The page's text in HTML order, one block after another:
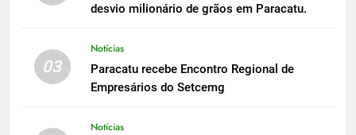
desvio milionário de grãos em Paracatu.
03
Notícias
Paracatu recebe Encontro Regional de
Empresários do Setcemg
Notícias